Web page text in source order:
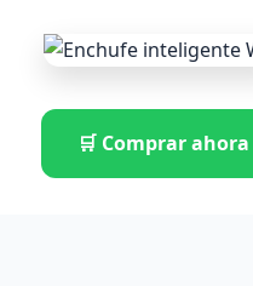
🛒 Comprar ahora